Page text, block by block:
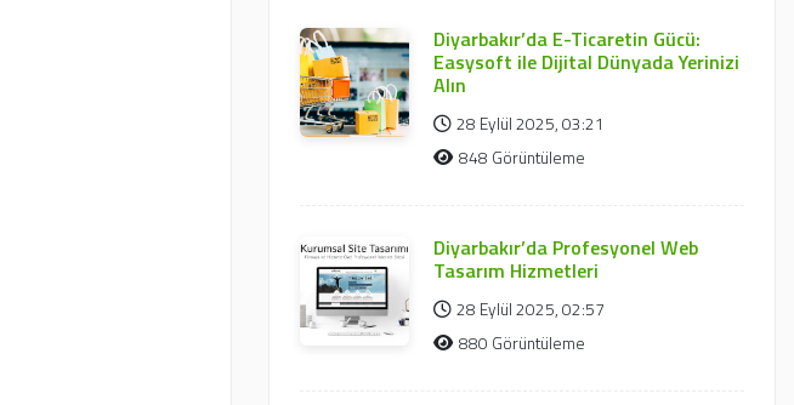
Diyarbakır’da E-Ticaretin Gücü:
Easysoft ile Dijital Dünyada Yerinizi
Alın
28 Eylül 2025, 03:21
848 Görüntüleme
Diyarbakır’da Profesyonel Web
Tasarım Hizmetleri
28 Eylül 2025, 02:57
880 Görüntüleme